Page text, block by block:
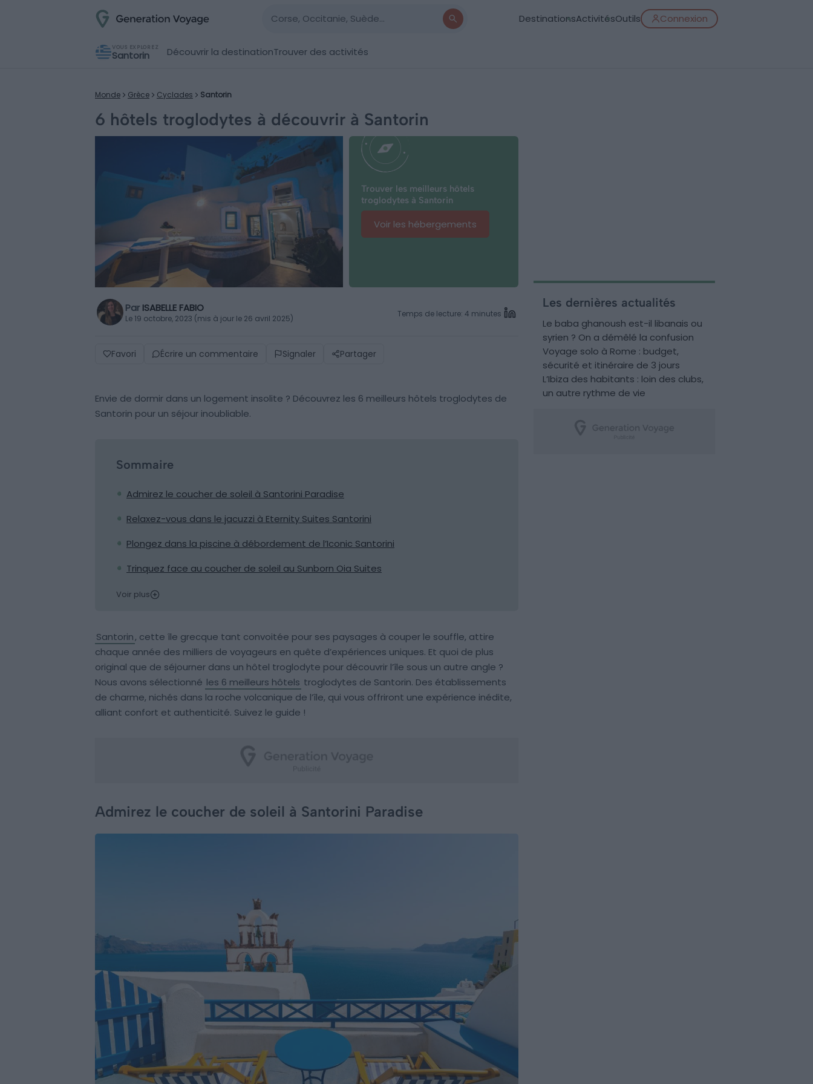
DestinationsActivitésOutils Connexion
VOUS EXPLOREZ
Santorin Découvrir la destinationTrouver des activités
Monde Grèce Cyclades Santorin
6 hôtels troglodytes à découvrir à Santorin
Trouver les meilleurs hôtels
troglodytes à Santorin
Voir les hébergements
Par ISABELLE FABIO
Le 19 octobre, 2023 (mis à jour le 26 avril 2025) Temps de lecture: 4 minutes
Favori Écrire un commentaire Signaler Partager
Envie de dormir dans un logement insolite ? Découvrez les 6 meilleurs hôtels troglodytes de
Santorin pour un séjour inoubliable.
Sommaire
Admirez le coucher de soleil à Santorini Paradise
Relaxez-vous dans le jacuzzi à Eternity Suites Santorini
Plongez dans la piscine à débordement de l’Iconic Santorini
Trinquez face au coucher de soleil au Sunborn Oia Suites
Voir plus
Santorin, cette île grecque tant convoitée pour ses paysages à couper le souffle, attire
chaque année des milliers de voyageurs en quête d’expériences uniques. Et quoi de plus
original que de séjourner dans un hôtel troglodyte pour découvrir l’île sous un autre angle ?
Nous avons sélectionné les 6 meilleurs hôtels troglodytes de Santorin. Des établissements
de charme, nichés dans la roche volcanique de l’île, qui vous offriront une expérience inédite,
alliant confort et authenticité. Suivez le guide !
Admirez le coucher de soleil à Santorini Paradise
Les dernières actualités
Le baba ghanoush est-il libanais ou
syrien ? On a démêlé la confusion
Voyage solo à Rome : budget,
sécurité et itinéraire de 3 jours
L’Ibiza des habitants : loin des clubs,
un autre rythme de vie